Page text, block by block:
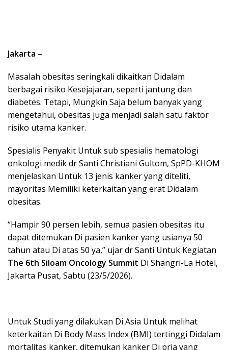
Jakarta –
Masalah obesitas seringkali dikaitkan Didalam
berbagai risiko Kesejajaran, seperti jantung dan
diabetes. Tetapi, Mungkin Saja belum banyak yang
mengetahui, obesitas juga menjadi salah satu faktor
risiko utama kanker.
Spesialis Penyakit Untuk sub spesialis hematologi
onkologi medik dr Santi Christiani Gultom, SpPD-KHOM
menjelaskan Untuk 13 jenis kanker yang diteliti,
mayoritas Memiliki keterkaitan yang erat Didalam
obesitas.
“Hampir 90 persen lebih, semua pasien obesitas itu
dapat ditemukan Di pasien kanker yang usianya 50
tahun atau Di atas 50 ya,” ujar dr Santi Untuk Kegiatan
The 6th Siloam Oncology Summit Di Shangri-La Hotel,
Jakarta Pusat, Sabtu (23/5/2026).
Untuk Studi yang dilakukan Di Asia Untuk melihat
keterkaitan Di Body Mass Index (BMI) tertinggi Didalam
mortalitas kanker, ditemukan kanker Di pria yang